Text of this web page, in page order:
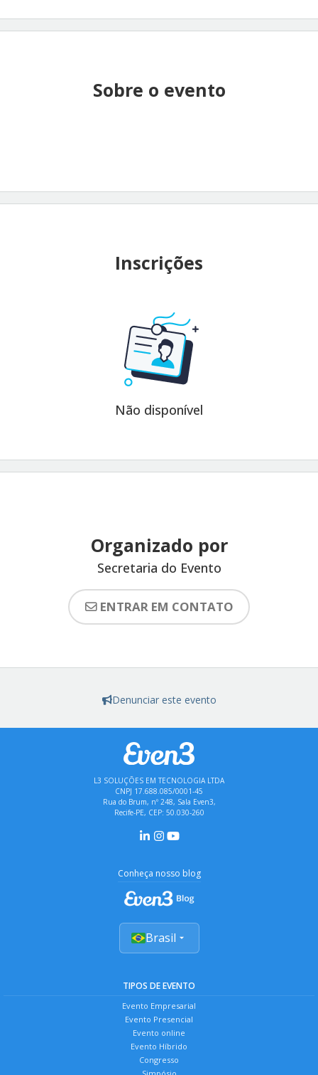
Sobre o evento
Inscrições
Não disponível
Organizado por
Secretaria do Evento
ENTRAR EM CONTATO
Denunciar este evento
L3 SOLUÇÕES EM TECNOLOGIA LTDA
CNPJ 17.688.085/0001-45
Rua do Brum, nº 248, Sala Even3,
Recife-PE, CEP: 50.030-260
Conheça nosso blog
Brasil
TIPOS DE EVENTO
Evento Empresarial
Evento Presencial
Evento online
Evento Híbrido
Congresso